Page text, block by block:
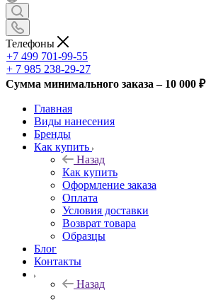
Телефоны
+7 499 701-99-55
+ 7 985 238-29-27
Сумма минимального заказа – 10 000 ₽
Главная
Виды нанесения
Бренды
Как купить
Назад
Как купить
Оформление заказа
Оплата
Условия доставки
Возврат товара
Образцы
Блог
Контакты
Назад